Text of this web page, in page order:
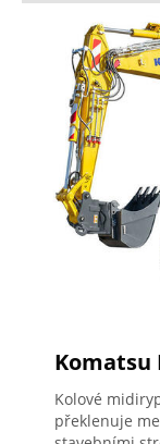
Komatsu
Kolové
překlenuje